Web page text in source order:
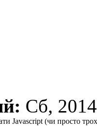
Сб,
Javascript (чи просто